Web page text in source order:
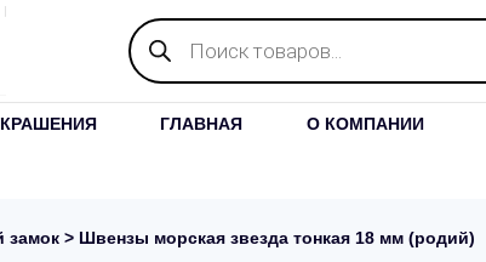
Поиск
товаров
ГЛАВНАЯ О КОМПАНИИ
замок > Швензы морская звезда тонкая 18 мм (родий)